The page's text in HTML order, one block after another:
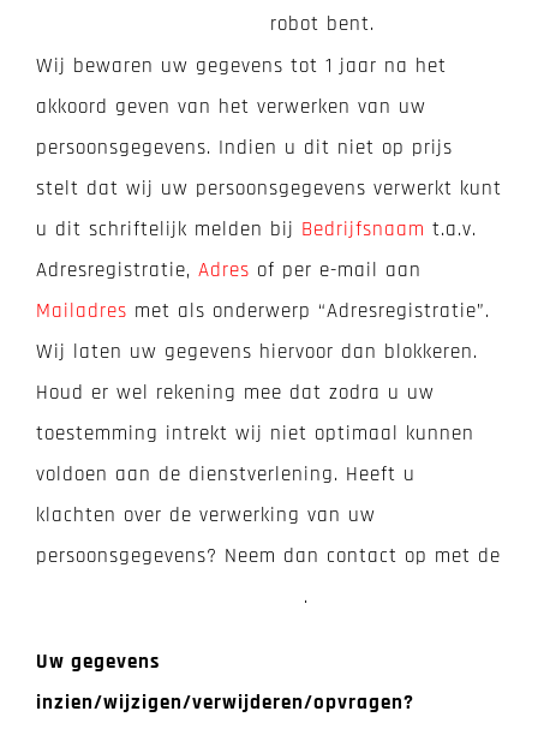
robot bent.
Wij bewaren uw gegevens tot 1 jaar na het
akkoord geven van het verwerken van uw
persoonsgegevens. Indien u dit niet op prijs
stelt dat wij uw persoonsgegevens verwerkt kunt
u dit schriftelijk melden bij Bedrijfsnaam t.a.v.
Adresregistratie, Adres of per e-mail aan
Mailadres met als onderwerp “Adresregistratie”.
Wij laten uw gegevens hiervoor dan blokkeren.
Houd er wel rekening mee dat zodra u uw
toestemming intrekt wij niet optimaal kunnen
voldoen aan de dienstverlening. Heeft u
klachten over de verwerking van uw
persoonsgegevens? Neem dan contact op met de
.
Uw gegevens
inzien/wijzigen/verwijderen/opvragen?